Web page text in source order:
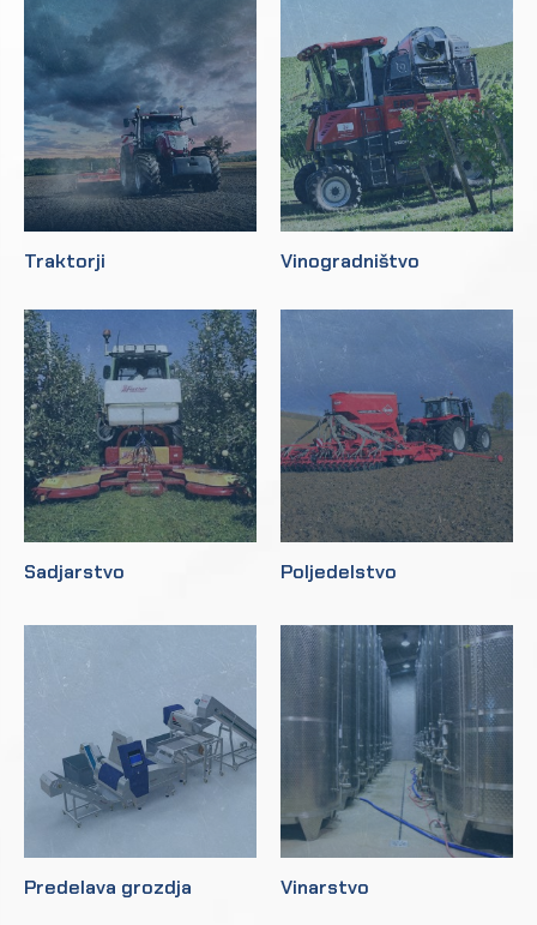
Traktorji
Sadjarstvo
Vinogradništvo
Poljedelstvo
Predelava grozdja Vinarstvo